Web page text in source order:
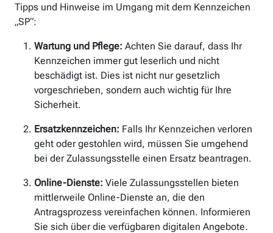
Tipps und Hinweise im Umgang mit dem Kennzeichen
„SP“:
Wartung und Pflege: Achten Sie darauf, dass Ihr
Kennzeichen immer gut leserlich und nicht
beschädigt ist. Dies ist nicht nur gesetzlich
vorgeschrieben, sondern auch wichtig für Ihre
Sicherheit.
Ersatzkennzeichen: Falls Ihr Kennzeichen verloren
geht oder gestohlen wird, müssen Sie umgehend
bei der Zulassungsstelle einen Ersatz beantragen.
Online-Dienste: Viele Zulassungsstellen bieten
mittlerweile Online-Dienste an, die den
Antragsprozess vereinfachen können. Informieren
Sie sich über die verfügbaren digitalen Angebote.